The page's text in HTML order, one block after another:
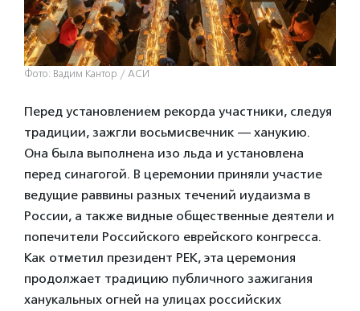
Фото: Вадим Кантор / АСИ
Перед установлением рекорда участники, следуя
традиции, зажгли восьмисвечник — ханукию.
Она была выполнена изо льда и установлена
перед синагогой. В церемонии приняли участие
ведущие раввины разных течений иудаизма в
России, а также видные общественные деятели и
попечители Российского еврейского конгресса.
Как отметил президент РЕК, эта церемония
продолжает традицию публичного зажигания
ханукальных огней на улицах российских